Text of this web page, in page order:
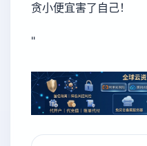
贪小便宜害了自己！
"